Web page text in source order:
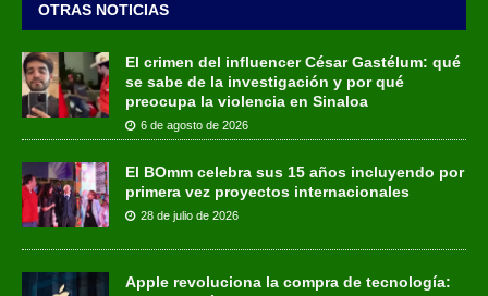
OTRAS NOTICIAS
El crimen del influencer César Gastélum: qué
se sabe de la investigación y por qué
preocupa la violencia en Sinaloa
6 de agosto de 2026
El BOmm celebra sus 15 años incluyendo por
primera vez proyectos internacionales
28 de julio de 2026
Apple revoluciona la compra de tecnología: